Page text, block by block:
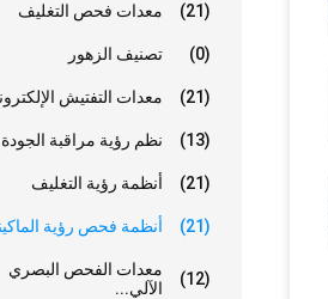
معدات فحص التغليف (21)
تصنيف الزهور (0)
معدات التفتيش (21)
نظم رؤية مراقبة (13)
أنظمة رؤية التغليف (21)
أنظمة فحص رؤية (21)
معدات الفحص البصري
الآلي...
(12)